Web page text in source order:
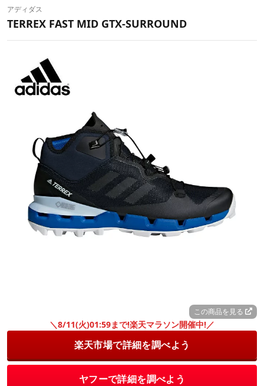
アディダス
TERREX FAST MID GTX-SURROUND
この商品を見る
＼8/11(火)01:59まで!楽天マラソン開催中!／
楽天市場で詳細を調べよう
ヤフーで詳細を調べよう